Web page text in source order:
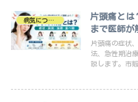
病気について
片頭痛とは
まで医師が
片頭痛の症状
法、急性期治
説します。市